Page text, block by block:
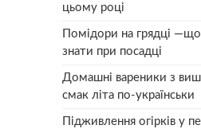
цьому році
Помідори на грядці —що
знати при посадці
Домашні вареники з
смак літа по-українськи
Підживлення огірків у